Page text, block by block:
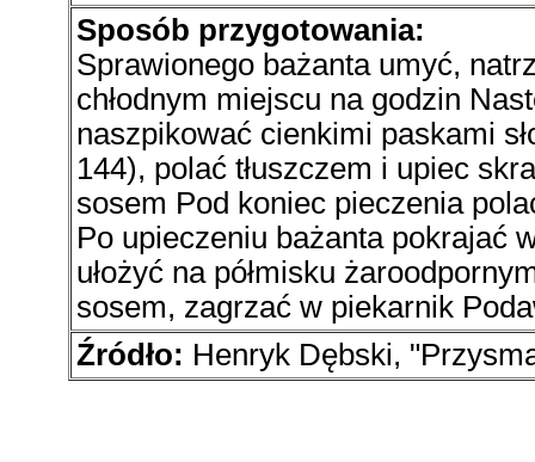
Sposób przygotowania:
Sprawionego bażanta umyć,
chłodnym miejscu na godzin
naszpikować cienkimi paskami
144), polać tłuszczem i upiec
sosem Pod koniec pieczenia
Po upieczeniu bażanta pokrajać
ułożyć na półmisku
sosem, zagrzać w piekarnik
Źródło: Henryk Dębski,